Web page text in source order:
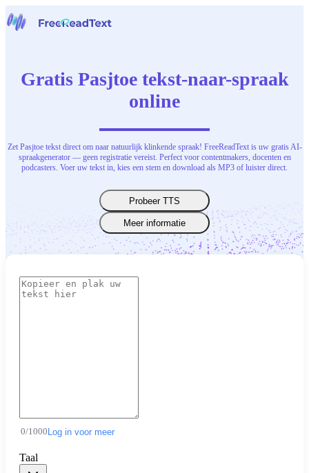
Gereedschap
Nederlands
Gratis Pasjtoe tekst-naar-spraak
online
Zet Pasjtoe tekst direct om naar natuurlijk klinkende spraak! FreeReadText is uw gratis AI-
spraakgenerator — geen registratie vereist. Perfect voor contentmakers, docenten en
podcasters. Voer uw tekst in, kies een stem en download als MP3 of luister direct.
Probeer TTS
Meer informatie
0/1000 Log in voor meer
Taal